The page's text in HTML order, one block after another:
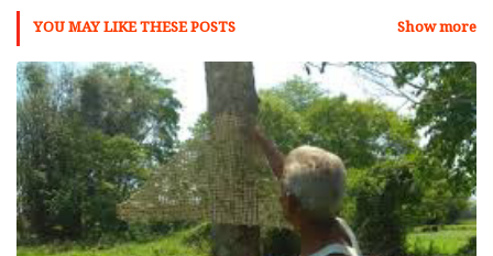
YOU MAY LIKE THESE POSTS Show more